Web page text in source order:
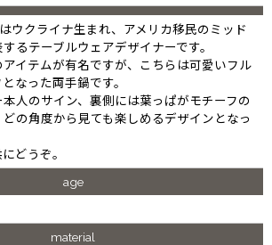
ウクライナ生まれ、アメリカ移民のミッド
るテーブルウェアデザイナーです。
イテムが有名ですが、こちらは可愛いフル
なった両手鍋です。
人のサイン、裏側には葉っぱがモチーフの
の角度から見ても楽しめるデザインとなっ
どうぞ。
age
material